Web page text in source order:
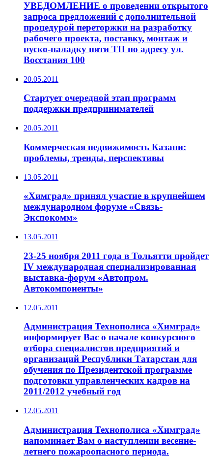
УВЕДОМЛЕНИЕ о проведении открытого
запроса предложений с дополнительной
процедурой переторжки на разработку
рабочего проекта, поставку, монтаж и
пуско-наладку пяти ТП по адресу ул.
Восстания 100
20.05.2011
Стартует очередной этап программ
поддержки предпринимателей
20.05.2011
Коммерческая недвижимость Казани:
проблемы, тренды, перспективы
13.05.2011
«Химград» принял участие в крупнейшем
международном форуме «Связь-
Экспокомм»
13.05.2011
23-25 ноября 2011 года в Тольятти пройдет
IV международная специализированная
выставка-форум «Автопром.
Автокомпоненты»
12.05.2011
Администрация Технополиса «Химград»
информирует Вас о начале конкурсного
отбора специалистов предприятий и
организаций Республики Татарстан для
обучения по Президентской программе
подготовки управленческих кадров на
2011/2012 учебный год
12.05.2011
Администрация Технополиса «Химград»
напоминает Вам о наступлении весенне-
летнего пожароопасного периода.